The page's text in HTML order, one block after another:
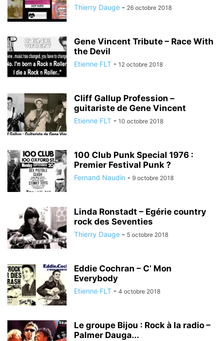
Thierry Dauge - 26 octobre 2018
Gene Vincent Tribute – Race With
the Devil
Etienne FLT - 12 octobre 2018
Cliff Gallup Profession –
guitariste de Gene Vincent
Etienne FLT - 10 octobre 2018
100 Club Punk Special 1976 :
Premier Festival Punk ?
Fernand Naudin - 9 octobre 2018
Linda Ronstadt – Egérie country
rock des Seventies
Thierry Dauge - 5 octobre 2018
Eddie Cochran – C’ Mon
Everybody
Etienne FLT - 4 octobre 2018
Le groupe Bijou : Rock à la radio –
Palmer Dauga...